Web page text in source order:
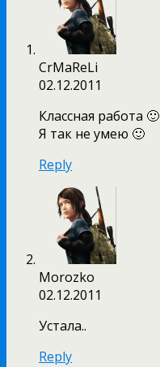
CrMaReLi
02.12.2011
Классная работа 🙂
Я так не умею 🙂
Reply
Morozko
02.12.2011
Устала..
Reply